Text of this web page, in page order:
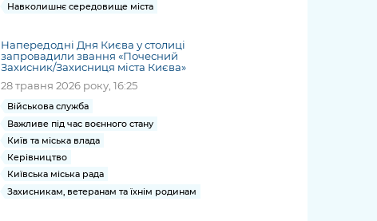
Навколишнє середовище міста
Напередодні Дня Києва у столиці
запровадили звання «Почесний
Захисник/Захисниця міста Києва»
28 травня 2026 року, 16:25
Військова служба
Важливе під час воєнного стану
Київ та міська влада
Керівництво
Київська міська рада
Захисникам, ветеранам та їхнім родинам